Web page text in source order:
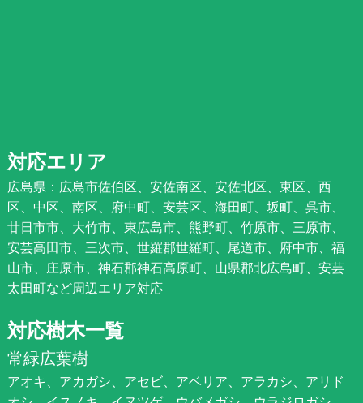
対応エリア
広島県：広島市佐伯区、安佐南区、安佐北区、東区、西
区、中区、南区、府中町、安芸区、海田町、坂町、呉市、
廿日市市、大竹市、東広島市、熊野町、竹原市、三原市、
安芸高田市、三次市、世羅郡世羅町、尾道市、府中市、福
山市、庄原市、神石郡神石高原町、山県郡北広島町、安芸
太田町など周辺エリア対応
対応樹木一覧
常緑広葉樹
アオキ、アカガシ、アセビ、アベリア、アラカシ、アリド